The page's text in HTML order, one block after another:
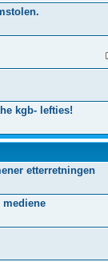
kgb- lefties!
etterretningen
mediene